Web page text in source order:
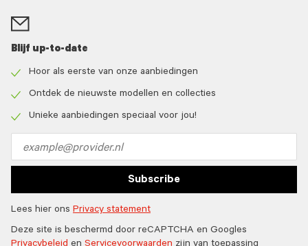
Blijf up-to-date
icon
Hoor als eerste van onze aanbiedingen
icon
Ontdek de nieuwste modellen en collecties
Unieke aanbiedingen speciaal voor jou!
address
Subscribe
Lees hier ons Privacy statement
Deze site is beschermd door reCAPTCHA en Googles